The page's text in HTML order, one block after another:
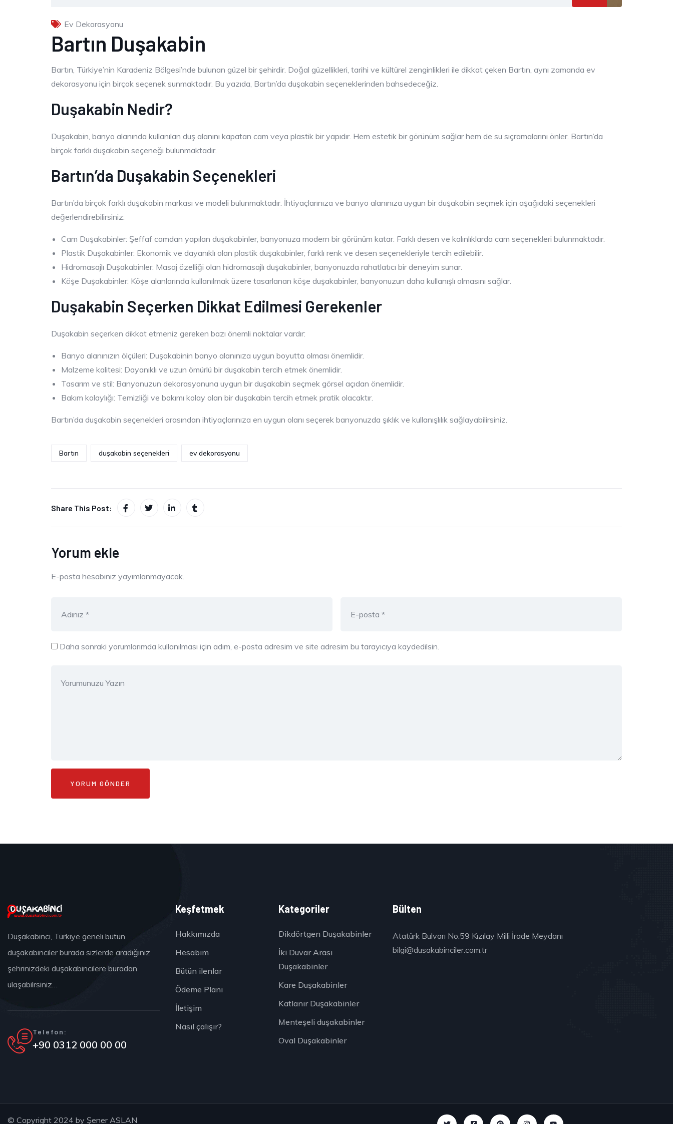
Ev Dekorasyonu
Bartın Duşakabin
Bartın, Türkiye’nin Karadeniz Bölgesi’nde bulunan güzel bir şehirdir. Doğal güzellikleri, tarihi ve kültürel zenginlikleri ile dikkat çeken Bartın, aynı zamanda ev
dekorasyonu için birçok seçenek sunmaktadır. Bu yazıda, Bartın’da duşakabin seçeneklerinden bahsedeceğiz.
Duşakabin Nedir?
Duşakabin, banyo alanında kullanılan duş alanını kapatan cam veya plastik bir yapıdır. Hem estetik bir görünüm sağlar hem de su sıçramalarını önler. Bartın’da
birçok farklı duşakabin seçeneği bulunmaktadır.
Bartın’da Duşakabin Seçenekleri
Bartın’da birçok farklı duşakabin markası ve modeli bulunmaktadır. İhtiyaçlarınıza ve banyo alanınıza uygun bir duşakabin seçmek için aşağıdaki seçenekleri
değerlendirebilirsiniz:
Cam Duşakabinler: Şeffaf camdan yapılan duşakabinler, banyonuza modern bir görünüm katar. Farklı desen ve kalınlıklarda cam seçenekleri bulunmaktadır.
Plastik Duşakabinler: Ekonomik ve dayanıklı olan plastik duşakabinler, farklı renk ve desen seçenekleriyle tercih edilebilir.
Hidromasajlı Duşakabinler: Masaj özelliği olan hidromasajlı duşakabinler, banyonuzda rahatlatıcı bir deneyim sunar.
Köşe Duşakabinler: Köşe alanlarında kullanılmak üzere tasarlanan köşe duşakabinler, banyonuzun daha kullanışlı olmasını sağlar.
Duşakabin Seçerken Dikkat Edilmesi Gerekenler
Duşakabin seçerken dikkat etmeniz gereken bazı önemli noktalar vardır:
Banyo alanınızın ölçüleri: Duşakabinin banyo alanınıza uygun boyutta olması önemlidir.
Malzeme kalitesi: Dayanıklı ve uzun ömürlü bir duşakabin tercih etmek önemlidir.
Tasarım ve stil: Banyonuzun dekorasyonuna uygun bir duşakabin seçmek görsel açıdan önemlidir.
Bakım kolaylığı: Temizliği ve bakımı kolay olan bir duşakabin tercih etmek pratik olacaktır.
Bartın’da duşakabin seçenekleri arasından ihtiyaçlarınıza en uygun olanı seçerek banyonuzda şıklık ve kullanışlılık sağlayabilirsiniz.
Bartın duşakabin seçenekleri ev dekorasyonu
Share This Post:
Yorum ekle
E-posta hesabınız yayımlanmayacak.
Daha sonraki yorumlarımda kullanılması için adım, e-posta adresim ve site adresim bu tarayıcıya kaydedilsin.
Duşakabinci, Türkiye geneli bütün
duşakabinciler burada sizlerde aradığınız
şehrinizdeki duşakabincilere buradan
ulaşabilrsiniz…
Telefon:
+90 0312 000 00 00
Keşfetmek
Hakkımızda
Hesabım
Bütün ilenlar
Ödeme Planı
İletişim
Nasıl çalışır?
Kategoriler
Dikdörtgen Duşakabinler
İki Duvar Arası
Duşakabinler
Kare Duşakabinler
Katlanır Duşakabinler
Menteşeli duşakabinler
Oval Duşakabinler
Bülten
Atatürk Bulvarı No:59 Kızılay Milli İrade Meydanı
bilgi@dusakabinciler.com.tr
© Copyright 2024 by Şener ASLAN